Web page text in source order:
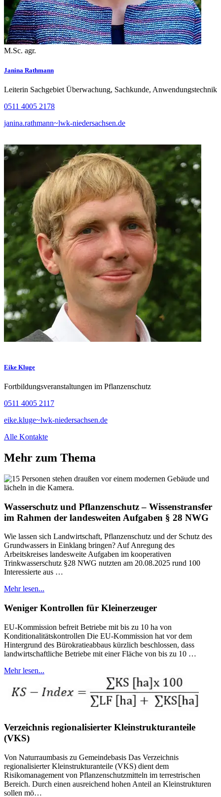
M.Sc. agr.
Janina Rathmann
Leiterin Sachgebiet Überwachung, Sachkunde, Anwendungstechnik
0511 4005 2178
janina.rathmann~lwk-niedersachsen.de
Eike Kluge
Fortbildungsveranstaltungen im Pflanzenschutz
0511 4005 2117
eike.kluge~lwk-niedersachsen.de
Alle Kontakte
Mehr zum Thema
Wasserschutz und Pflanzenschutz – Wissenstransfer
im Rahmen der landesweiten Aufgaben § 28 NWG
Wie lassen sich Landwirtschaft, Pflanzenschutz und der Schutz des
Grundwassers in Einklang bringen? Auf Anregung des
Arbeitskreises landesweite Aufgaben im kooperativen
Trinkwasserschutz §28 NWG nutzten am 20.08.2025 rund 100
Interessierte aus …
Mehr lesen...
Weniger Kontrollen für Kleinerzeuger
EU-Kommission befreit Betriebe mit bis zu 10 ha von
Konditionalitätskontrollen Die EU-Kommission hat vor dem
Hintergrund des Bürokratieabbaus kürzlich beschlossen, dass
landwirtschaftliche Betriebe mit einer Fläche von bis zu 10 …
Mehr lesen...
Verzeichnis regionalisierter Kleinstrukturanteile
(VKS)
Von Naturraumbasis zu Gemeindebasis Das Verzeichnis
regionalisierter Kleinstrukturanteile (VKS) dient dem
Risikomanagement von Pflanzenschutzmitteln im terrestrischen
Bereich. Durch einen ausreichend hohen Anteil an Kleinstrukturen
sollen mö…